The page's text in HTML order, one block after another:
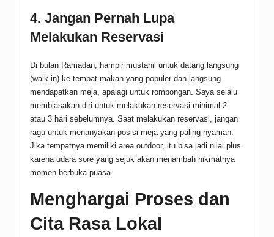
4. Jangan Pernah Lupa
Melakukan Reservasi
Di bulan Ramadan, hampir mustahil untuk datang langsung
(walk-in) ke tempat makan yang populer dan langsung
mendapatkan meja, apalagi untuk rombongan. Saya selalu
membiasakan diri untuk melakukan reservasi minimal 2
atau 3 hari sebelumnya. Saat melakukan reservasi, jangan
ragu untuk menanyakan posisi meja yang paling nyaman.
Jika tempatnya memiliki area outdoor, itu bisa jadi nilai plus
karena udara sore yang sejuk akan menambah nikmatnya
momen berbuka puasa.
Menghargai Proses dan
Cita Rasa Lokal